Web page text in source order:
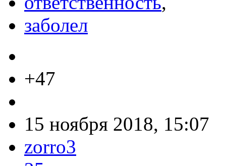
заболел
+47
15 ноября 2018, 15:07
zorro3